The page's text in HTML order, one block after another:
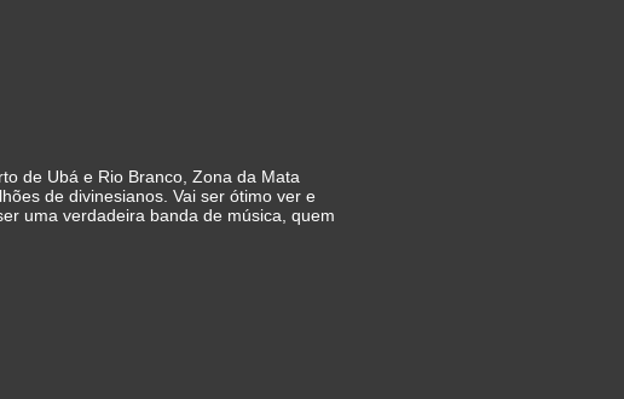
de Ubá e Rio Branco, Zona da Mata
de divinesianos. Vai ser ótimo ver e
uma verdadeira banda de música, quem